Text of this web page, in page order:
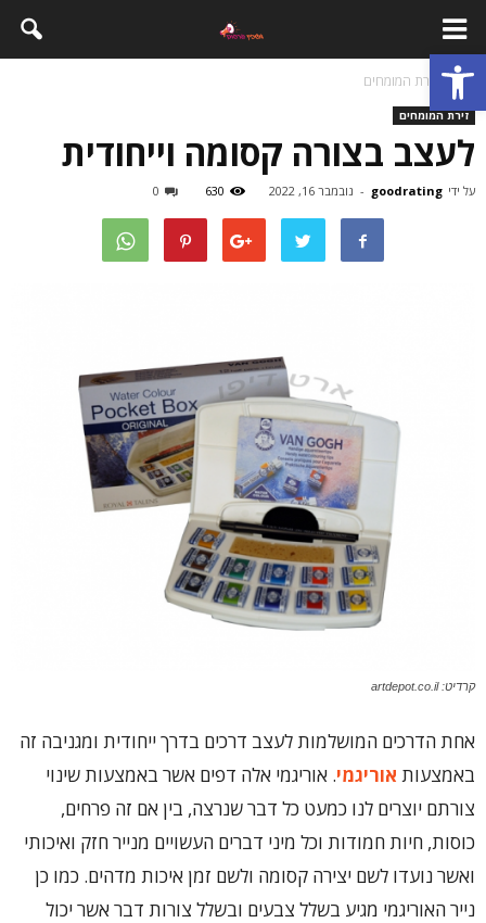
פתח סרגל נגישות
בית זירת המומחים
זירת המומחים
לעצב בצורה קסומה וייחודית
על ידי goodrating
- נובמבר 16, 2022 630
0
קרדיט: artdepot.co.il
אחת הדרכים המושלמות לעצב דרכים בדרך ייחודית ומגניבה זה
באמצעות אוריגמי. אוריגמי אלה דפים אשר באמצעות שינוי
צורתם יוצרים לנו כמעט כל דבר שנרצה, בין אם זה פרחים,
כוסות, חיות חמודות וכל מיני דברים העשויים מנייר חזק ואיכותי
ואשר נועדו לשם יצירה קסומה ולשם זמן איכות מדהים. כמו כן
נייר האוריגמי מגיע בשלל צבעים ובשלל צורות דבר אשר יכול